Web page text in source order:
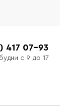
417 07-93
с 9 до 17